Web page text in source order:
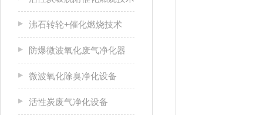
沸石转轮+催化燃烧技术
防爆微波氧化废气净化器
微波氧化除臭净化设备
活性炭废气净化设备